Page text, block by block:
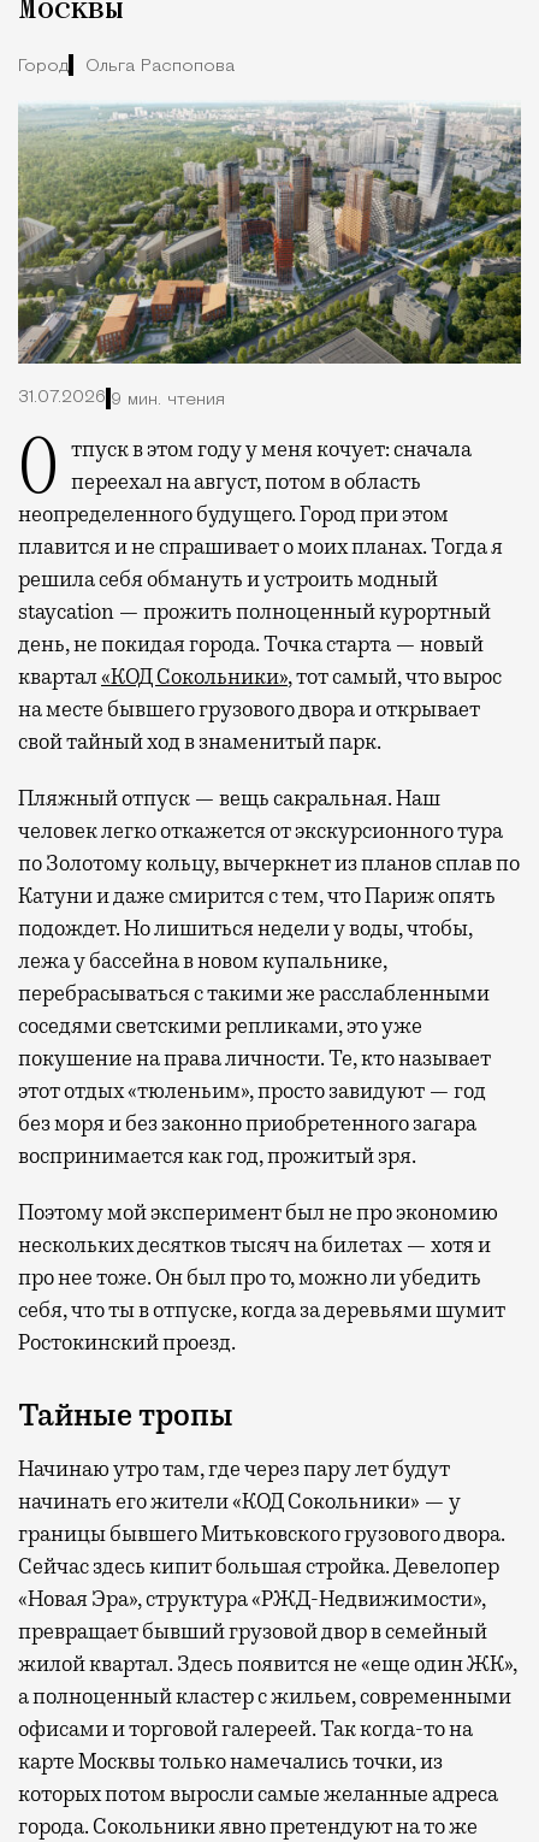
Москвы
Город Ольга Распопова
31.07.2026 9 мин. чтения
Отпуск в этом году у меня кочует: сначала переехал на август, потом в область
неопределенного будущего. Город при этом
плавится и не спрашивает о моих планах. Тогда я
решила себя обмануть и устроить модный
staycation — прожить полноценный курортный
день, не покидая города. Точка старта — новый
квартал«КОД Сокольники», тот самый, что вырос
на месте бывшего грузового двора и открывает
свой тайный ход в знаменитый парк.
Пляжный отпуск — вещь сакральная. Наш
человек легко откажется от экскурсионного тура
по Золотому кольцу, вычеркнет из планов сплав по
Катуни и даже смирится с тем, что Париж опять
подождет. Но лишиться недели у воды, чтобы,
лежа у бассейна в новом купальнике,
перебрасываться с такими же расслабленными
соседями светскими репликами, это уже
покушение на права личности. Те, кто называет
этот отдых «тюленьим», просто завидуют — год
без моря и без законно приобретенного загара
воспринимается как год, прожитый зря.
Поэтому мой эксперимент был не про экономию
нескольких десятков тысяч на билетах — хотя и
про нее тоже. Он был про то, можно ли убедить
себя, что ты в отпуске, когда за деревьями шумит
Ростокинский проезд.
Тайные тропы
Начинаю утро там, где через пару лет будут
начинать его жители «КОД Сокольники» — у
границы бывшего Митьковского грузового двора.
Сейчас здесь кипит большая стройка. Девелопер
«Новая Эра», структура «РЖД-Недвижимости»,
превращает бывший грузовой двор в семейный
жилой квартал. Здесь появится не «еще один ЖК»,
а полноценный кластер с жильем, современными
офисами и торговой галереей. Так когда-то на
карте Москвы только намечались точки, из
которых потом выросли самые желанные адреса
города. Сокольники явно претендуют на то же